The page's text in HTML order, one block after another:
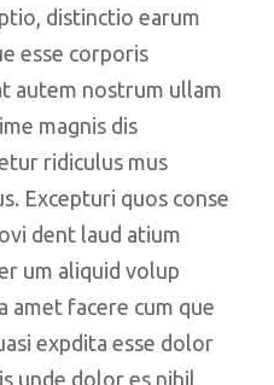
distinctio earum
esse corporis
autem nostrum ullam
magnis dis
ridiculus mus
Excepturi quos conse
dent laud atium
um aliquid volup
amet facere cum que
expdita esse dolor
unde dolor es nihil